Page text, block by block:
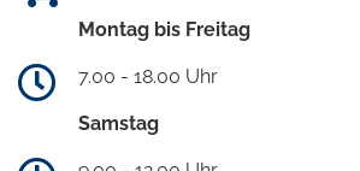
Montag bis Freitag
7.00 - 18.00 Uhr
Samstag